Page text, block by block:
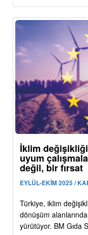
İklim
uyum
değil, bir fırsat
EYLÜL-EKİM 2025 /
Türkiye, iklim
dönüşüm
yürütüyor. BM Gıda